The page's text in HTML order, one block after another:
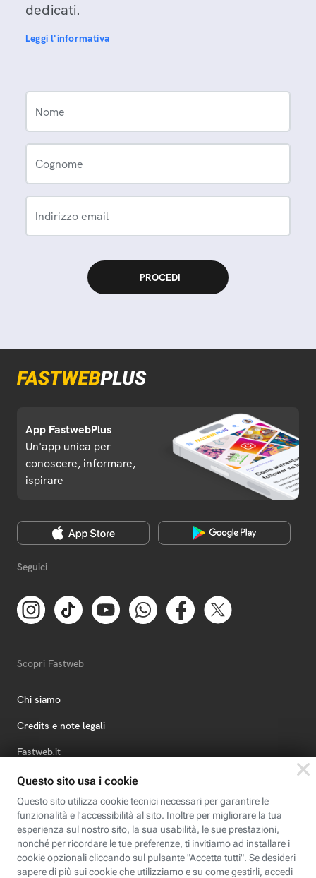
dedicati.
Leggi l'informativa
Nome
Cognome
Indirizzo email
App FastwebPlus
Un'app unica per
conoscere, informare,
ispirare
Seguici
Scopri Fastweb
Chi siamo
Credits e note legali
Fastweb.it
Formazione
Fastweb Digital Academy
STEP FuturAbility District